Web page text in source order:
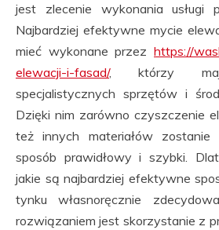
jest zlecenie wykonania usługi
Najbardziej efektywne mycie
mieć wykonane przez https://
elewacji-i-fasad/, którzy
specjalistycznych sprzętów i
Dzięki nim zarówno czyszczenie
też innych materiałów zostanie
sposób prawidłowy i szybki.
jakie są najbardziej efektywne
tynku własnoręcznie
rozwiązaniem jest skorzystanie z